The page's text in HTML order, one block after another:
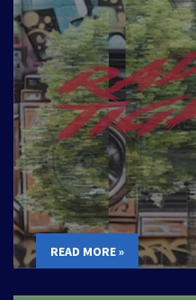
READ MORE »